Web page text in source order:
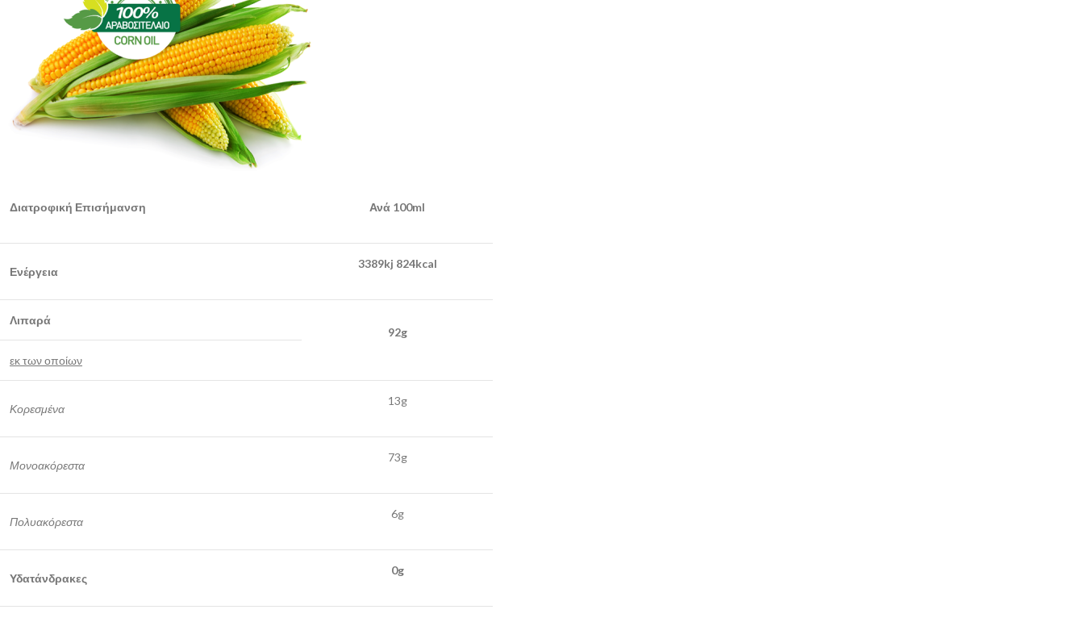
Διατροφική Επισήμανση Ανά 100ml
Ενέργεια
3389kj 824kcal
Λιπαρά
92g
εκ των οποίων
Κορεσμένα
13g
Μονοακόρεστα
73g
Πολυακόρεστα
6g
Υδατάνδρακες
0g